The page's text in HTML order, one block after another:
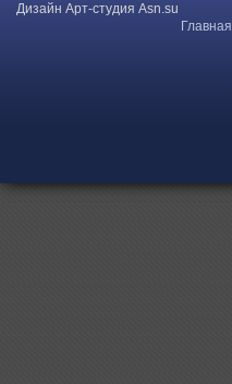
Дизайн Арт-студия Asn.su
Главная